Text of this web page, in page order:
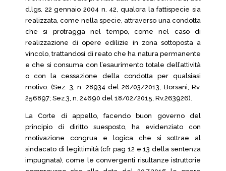
d.lgs. 22 gennaio 2004 n. 42, qualora la fattispecie sia
realizzata, come nella specie, attraverso una condotta
che si protragga nel tempo, come nel caso di
realizzazione di opere edilizie in zona sottoposta a
vincolo, trattandosi di reato che ha natura permanente
e che si consuma con l’esaurimento totale dell’attività
o con la cessazione della condotta per qualsiasi
motivo. (Sez. 3, n. 28934 del 26/03/2013, Borsani, Rv.
256897; Sez.3, n. 24690 del 18/02/2015, Rv.263926).
La Corte di appello, facendo buon governo del
principio di diritto suesposto, ha evidenziato con
motivazione congrua e logica che si sottrae al
sindacato di legittimità (cfr pag 12 e 13 della sentenza
impugnata), come le convergenti risultanze istruttorie